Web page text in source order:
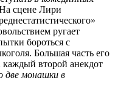
сцене Лири
ругает
бороться с
Большая часть его
второй анекдот
две монашки в